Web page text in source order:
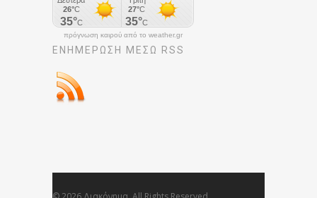
πρόγνωση καιρού από το weather.gr
ΕΝΗΜΈΡΩΣΉ ΜΕΣΩ RSS